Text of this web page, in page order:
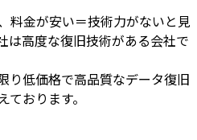
料金が安い＝技術力がないと見
は高度な復旧技術がある会社で
り低価格で高品質なデータ復旧
ております。